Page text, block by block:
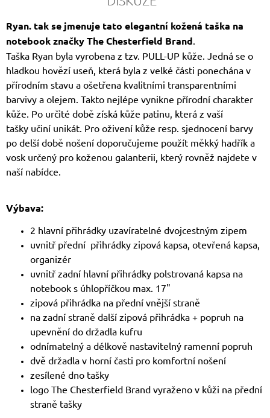
Ryan. tak se jmenuje tato elegantní kožená taška na
notebook značky The Chesterfield Brand.
Taška Ryan byla vyrobena z tzv. PULL-UP kůže. Jedná se o
hladkou hovězí useň, která byla z velké části ponechána v
přírodním stavu a ošetřena kvalitními transparentními
barvivy a olejem. Takto nejlépe vynikne přírodní charakter
kůže. Po určité době získá kůže patinu, která z vaší
tašky učiní unikát. Pro oživení kůže resp. sjednocení barvy
po delší době nošení doporučujeme použít měkký hadřík a
vosk určený pro koženou galanterii, který rovněž najdete v
naší nabídce.
Výbava:
2 hlavní přihrádky uzavíratelné dvojcestným zipem
uvnitř přední přihrádky zipová kapsa, otevřená kapsa,
organizér
uvnitř zadní hlavní přihrádky polstrovaná kapsa na
notebook s úhlopříčkou max. 17"
zipová přihrádka na přední vnější straně
na zadní straně další zipová přihrádka + popruh na
upevnění do držadla kufru
odnímatelný a délkově nastavitelný ramenní popruh
dvě držadla v horní časti pro komfortní nošení
zesílené dno tašky
logo The Chesterfield Brand vyraženo v kůži na přední
straně tašky